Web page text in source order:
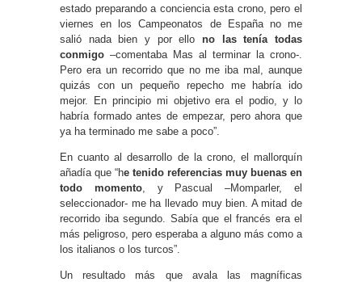
estado preparando a conciencia esta crono, pero el
viernes en los Campeonatos de España no me
salió nada bien y por ello no las tenía todas
conmigo –comentaba Mas al terminar la crono-.
Pero era un recorrido que no me iba mal, aunque
quizás con un pequeño repecho me habría ido
mejor. En principio mi objetivo era el podio, y lo
habría formado antes de empezar, pero ahora que
ya ha terminado me sabe a poco”.
En cuanto al desarrollo de la crono, el mallorquín
añadía que “he tenido referencias muy buenas en
todo momento, y Pascual –Momparler, el
seleccionador- me ha llevado muy bien. A mitad de
recorrido iba segundo. Sabía que el francés era el
más peligroso, pero esperaba a alguno más como a
los italianos o los turcos”.
Un resultado más que avala las magníficas